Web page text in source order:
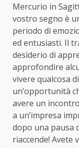
Mercurio in
vostro segno è
periodo di
ed entusiasti. Il
desiderio di
approfondire
vivere qualcosa
un’opportunità
avere un
a un’impresa
dopo una pausa
riaccende! Avete